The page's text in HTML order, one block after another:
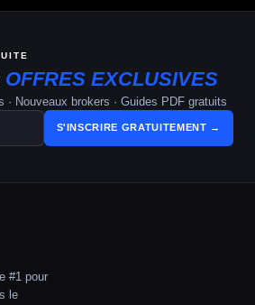
OFFRES EXCLUSIVES
· Nouveaux brokers · Guides PDF gratuits
S'INSCRIRE GRATUITEMENT →
#1 pour
le